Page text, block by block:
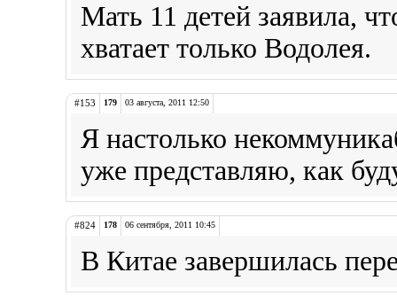
Мать 11 детей заявила,
хватает только Водолея.
#153 179 03 августа, 2011 12:50
Я настолько
уже представляю, как
#824 178 06 сентября, 2011 10:45
В Китае завершилась